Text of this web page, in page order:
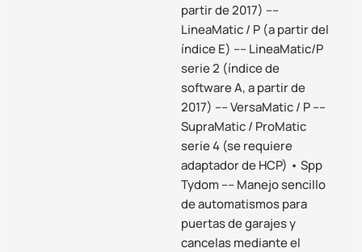
partir de 2017) ––
LineaMatic / P (a partir del
índice E) –– LineaMatic/P
serie 2 (índice de
software A, a partir de
2017) –– VersaMatic / P ––
SupraMatic / ProMatic
serie 4 (se requiere
adaptador de HCP) • Spp
Tydom –– Manejo sencillo
de automatismos para
puertas de garajes y
cancelas mediante el